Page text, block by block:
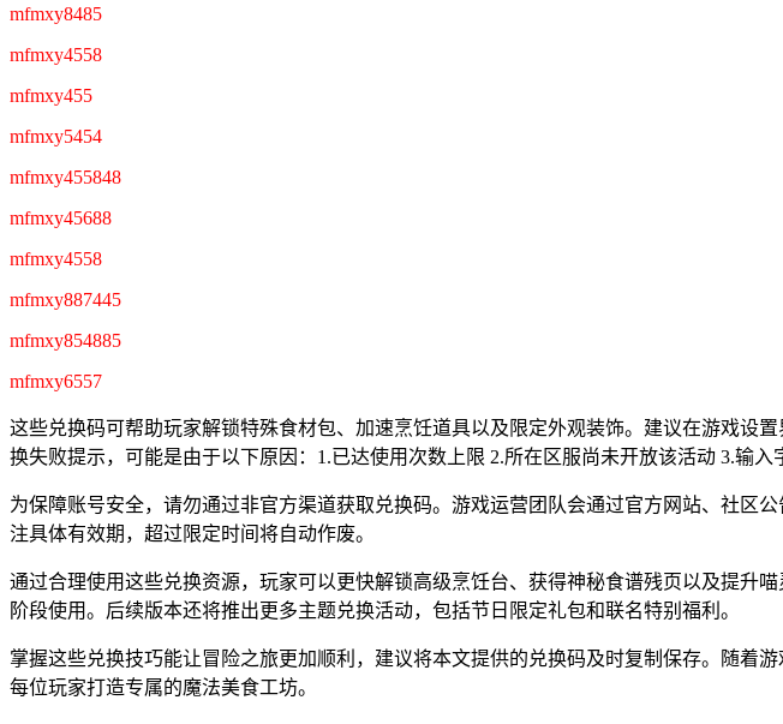
mfmxy8485
mfmxy4558
mfmxy455
mfmxy5454
mfmxy455848
mfmxy45688
mfmxy4558
mfmxy887445
mfmxy854885
mfmxy6557
这些兑换码可帮助玩家解锁特殊食材包、加速烹饪道具以及限定外观装饰。建议在游戏设
换失败提示，可能是由于以下原因：1.已达使用次数上限 2.所在区服尚未开放该活动 3.输入
为保障账号安全，请勿通过非官方渠道获取兑换码。游戏运营团队会通过官方网站、社区
注具体有效期，超过限定时间将自动作废。
通过合理使用这些兑换资源，玩家可以更快解锁高级烹饪台、获得神秘食谱残页以及提升
阶段使用。后续版本还将推出更多主题兑换活动，包括节日限定礼包和联名特别福利。
掌握这些兑换技巧能让冒险之旅更加顺利，建议将本文提供的兑换码及时复制保存。随着
每位玩家打造专属的魔法美食工坊。